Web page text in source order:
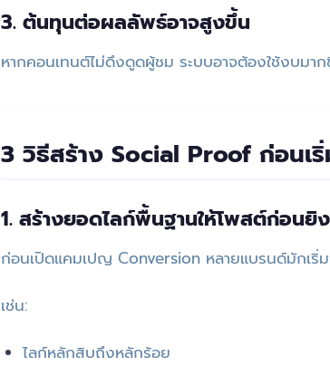
3. ต้นทุนต่อผลลัพธ์อาจสูงขึ้น
หากคอนเทนต์ไม่ดึงดูดผู้ชม ระบบอาจต้องใช้งบมา
3 วิธีสร้าง Social Proof ก่อนเ
1. สร้างยอดไลก์พื้นฐานให้โพสต์ก่อนยิ
ก่อนเปิดแคมเปญ Conversion หลายแบรนด์มักเริ่
เช่น:
ไลก์หลักสิบถึงหลักร้อย